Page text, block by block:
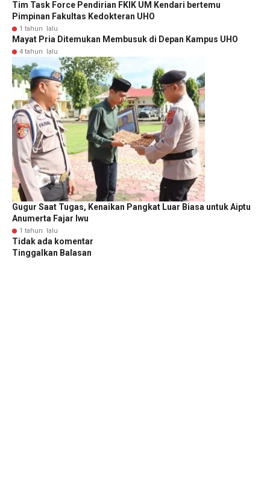
Tim Task Force Pendirian FKIK UM Kendari bertemu
Pimpinan Fakultas Kedokteran UHO
1 tahun lalu
Mayat Pria Ditemukan Membusuk di Depan Kampus UHO
4 tahun lalu
Gugur Saat Tugas, Kenaikan Pangkat Luar Biasa untuk Aiptu
Anumerta Fajar Iwu
1 tahun lalu
Tidak ada komentar
Tinggalkan Balasan